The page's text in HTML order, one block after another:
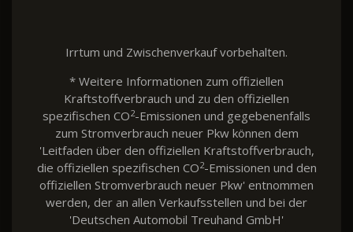
Irrtum und Zwischenverkauf vorbehalten.
* Weitere Informationen zum offiziellen
Kraftstoffverbrauch und zu den offiziellen
spezifischen CO2-Emissionen und gegebenenfalls
zum Stromverbrauch neuer Pkw können dem
'Leitfaden über den offiziellen Kraftstoffverbrauch,
die offiziellen spezifischen CO2-Emissionen und den
offiziellen Stromverbrauch neuer Pkw' entnommen
werden, der an allen Verkaufsstellen und bei der
'Deutschen Automobil Treuhand GmbH'